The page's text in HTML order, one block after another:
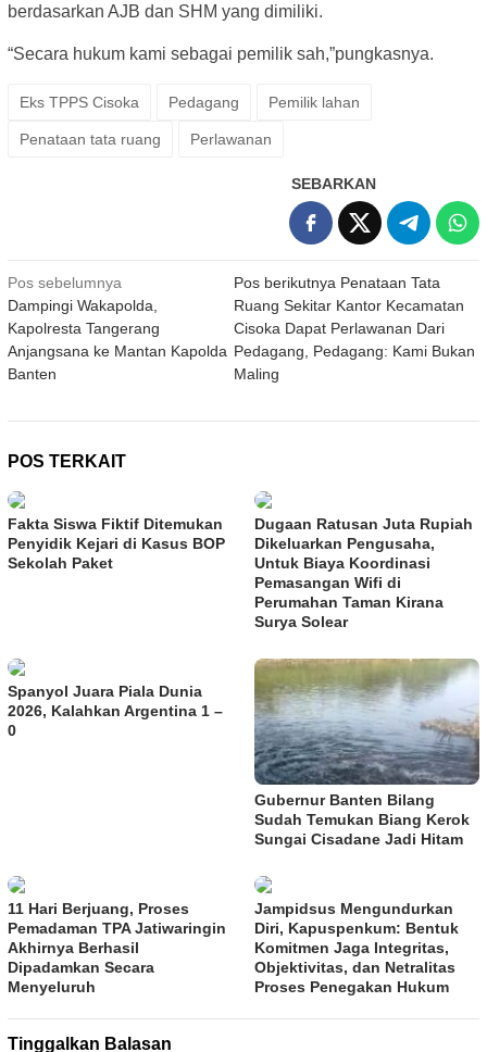
berdasarkan AJB dan SHM yang dimiliki.
“Secara hukum kami sebagai pemilik sah,”pungkasnya.
Eks TPPS Cisoka Pedagang Pemilik lahan
Penataan tata ruang Perlawanan
SEBARKAN
Navigasi
pos
Pos sebelumnya
Dampingi Wakapolda,
Kapolresta Tangerang
Anjangsana ke Mantan Kapolda
Banten
Pos berikutnya Penataan Tata
Ruang Sekitar Kantor Kecamatan
Cisoka Dapat Perlawanan Dari
Pedagang, Pedagang: Kami Bukan
Maling
POS TERKAIT
Fakta Siswa Fiktif Ditemukan
Penyidik Kejari di Kasus BOP
Sekolah Paket
Dugaan Ratusan Juta Rupiah
Dikeluarkan Pengusaha,
Untuk Biaya Koordinasi
Pemasangan Wifi di
Perumahan Taman Kirana
Surya Solear
Spanyol Juara Piala Dunia
2026, Kalahkan Argentina 1 –
0
Gubernur Banten Bilang
Sudah Temukan Biang Kerok
Sungai Cisadane Jadi Hitam
11 Hari Berjuang, Proses
Pemadaman TPA Jatiwaringin
Akhirnya Berhasil
Dipadamkan Secara
Menyeluruh
Jampidsus Mengundurkan
Diri, Kapuspenkum: Bentuk
Komitmen Jaga Integritas,
Objektivitas, dan Netralitas
Proses Penegakan Hukum
Tinggalkan Balasan